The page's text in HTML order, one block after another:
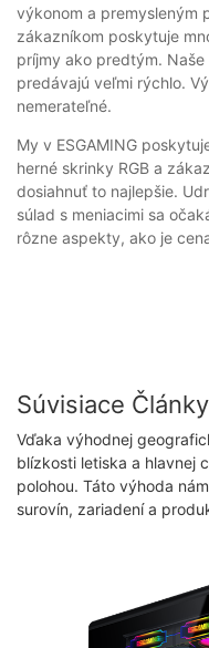
výkonom a premysleným
zákazníkom poskytuje
príjmy ako predtým.
predávajú veľmi rýchlo.
nemerateľné.
My v ESGAMING
herné skrinky RGB a
dosiahnuť to najlepšie.
súlad s meniacimi sa
rôzne aspekty, ako je
Súvisiace Články
Vďaka výhodnej
blízkosti letiska a hlavnej
polohou. Táto výhoda
surovín, zariadení a